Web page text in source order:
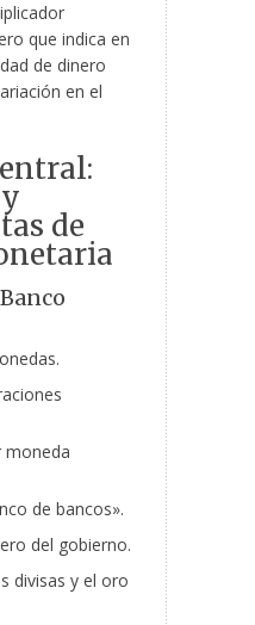
que indica en
de dinero
en el
de
moneda
de bancos».
del gobierno.
divisas y el oro